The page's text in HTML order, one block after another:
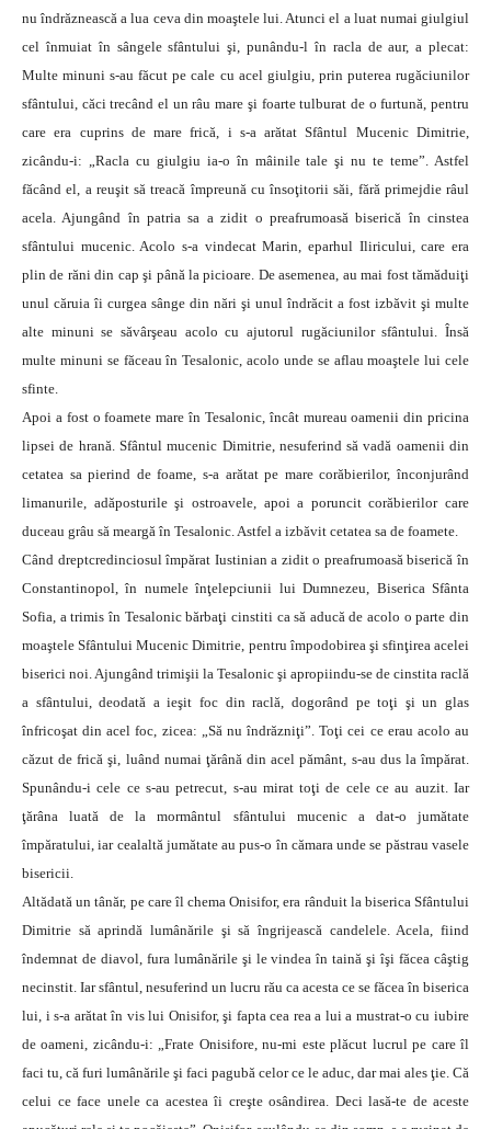
nu îndrăznească a lua ceva din moaştele lui. Atunci el a luat numai giulgiul
cel înmuiat în sângele sfântului şi, punându-l în racla de aur, a plecat:
Multe minuni s-au făcut pe cale cu acel giulgiu, prin puterea rugăciunilor
sfântului, căci trecând el un râu mare şi foarte tulburat de o furtună, pentru
care era cuprins de mare frică, i s-a arătat Sfântul Mucenic Dimitrie,
zicându-i: „Racla cu giulgiu ia-o în mâinile tale şi nu te teme”. Astfel
făcând el, a reuşit să treacă împreună cu însoţitorii săi, fără primejdie râul
acela. Ajungând în patria sa a zidit o preafrumoasă biserică în cinstea
sfântului mucenic. Acolo s-a vindecat Marin, eparhul Iliricului, care era
plin de răni din cap şi până la picioare. De asemenea, au mai fost tămăduiţi
unul căruia îi curgea sânge din nări şi unul îndrăcit a fost izbăvit şi multe
alte minuni se săvârşeau acolo cu ajutorul rugăciunilor sfântului. Însă
multe minuni se făceau în Tesalonic, acolo unde se aflau moaştele lui cele
sfinte.
Apoi a fost o foamete mare în Tesalonic, încât mureau oamenii din pricina
lipsei de hrană. Sfântul mucenic Dimitrie, nesuferind să vadă oamenii din
cetatea sa pierind de foame, s-a arătat pe mare corăbierilor, înconjurând
limanurile, adăposturile şi ostroavele, apoi a poruncit corăbierilor care
duceau grâu să meargă în Tesalonic. Astfel a izbăvit cetatea sa de foamete.
Când dreptcredinciosul împărat Iustinian a zidit o preafrumoasă biserică în
Constantinopol, în numele înţelepciunii lui Dumnezeu, Biserica Sfânta
Sofia, a trimis în Tesalonic bărbaţi cinstiti ca să aducă de acolo o parte din
moaştele Sfântului Mucenic Dimitrie, pentru împodobirea şi sfinţirea acelei
biserici noi. Ajungând trimişii la Tesalonic şi apropiindu-se de cinstita raclă
a sfântului, deodată a ieşit foc din raclă, dogorând pe toţi şi un glas
înfricoşat din acel foc, zicea: „Să nu îndrăzniţi”. Toţi cei ce erau acolo au
căzut de frică şi, luând numai ţărână din acel pământ, s-au dus la împărat.
Spunându-i cele ce s-au petrecut, s-au mirat toţi de cele ce au auzit. Iar
ţărâna luată de la mormântul sfântului mucenic a dat-o jumătate
împăratului, iar cealaltă jumătate au pus-o în cămara unde se păstrau vasele
bisericii.
Altădată un tânăr, pe care îl chema Onisifor, era rânduit la biserica Sfântului
Dimitrie să aprindă lumânările şi să îngrijească candelele. Acela, fiind
îndemnat de diavol, fura lumânările şi le vindea în taină şi îşi făcea câştig
necinstit. Iar sfântul, nesuferind un lucru rău ca acesta ce se făcea în biserica
lui, i s-a arătat în vis lui Onisifor, şi fapta cea rea a lui a mustrat-o cu iubire
de oameni, zicându-i: „Frate Onisifore, nu-mi este plăcut lucrul pe care îl
faci tu, că furi lumânările şi faci pagubă celor ce le aduc, dar mai ales ţie. Că
celui ce face unele ca acestea îi creşte osândirea. Deci lasă-te de aceste